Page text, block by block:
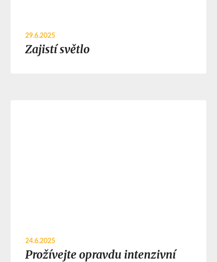
29.6.2025
Zajistí světlo
24.6.2025
Prožívejte opravdu intenzivní